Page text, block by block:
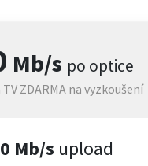
Mb/s po optice
ZDARMA na vyzkoušení
Mb/s upload